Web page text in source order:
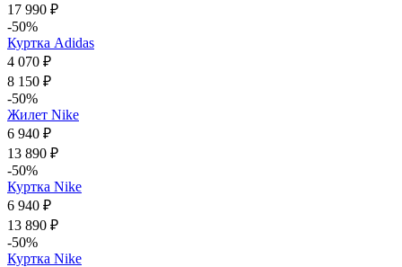
17 990 ₽
-50%
Куртка Adidas
4 070 ₽
8 150 ₽
-50%
Жилет Nike
6 940 ₽
13 890 ₽
-50%
Куртка Nike
6 940 ₽
13 890 ₽
-50%
Куртка Nike